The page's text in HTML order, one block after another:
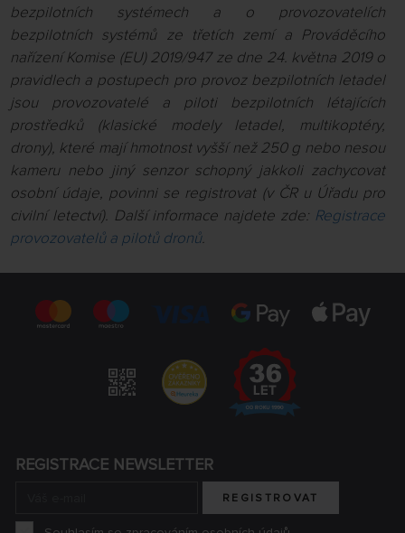
bezpilotních systémech a o provozovatelích
bezpilotních systémů ze třetích zemí a Prováděcího
nařízení Komise (EU) 2019/947 ze dne 24. května 2019 o
pravidlech a postupech pro provoz bezpilotních letadel
jsou provozovatelé a piloti bezpilotních létajících
prostředků (klasické modely letadel, multikoptéry,
drony), které mají hmotnost vyšší než 250 g nebo nesou
kameru nebo jiný senzor schopný jakkoli zachycovat
osobní údaje, povinni se registrovat (v ČR u Úřadu pro
civilní letectví). Další informace najdete zde: Registrace
provozovatelů a pilotů dronů.
REGISTRACE NEWSLETTER
REGISTROVAT